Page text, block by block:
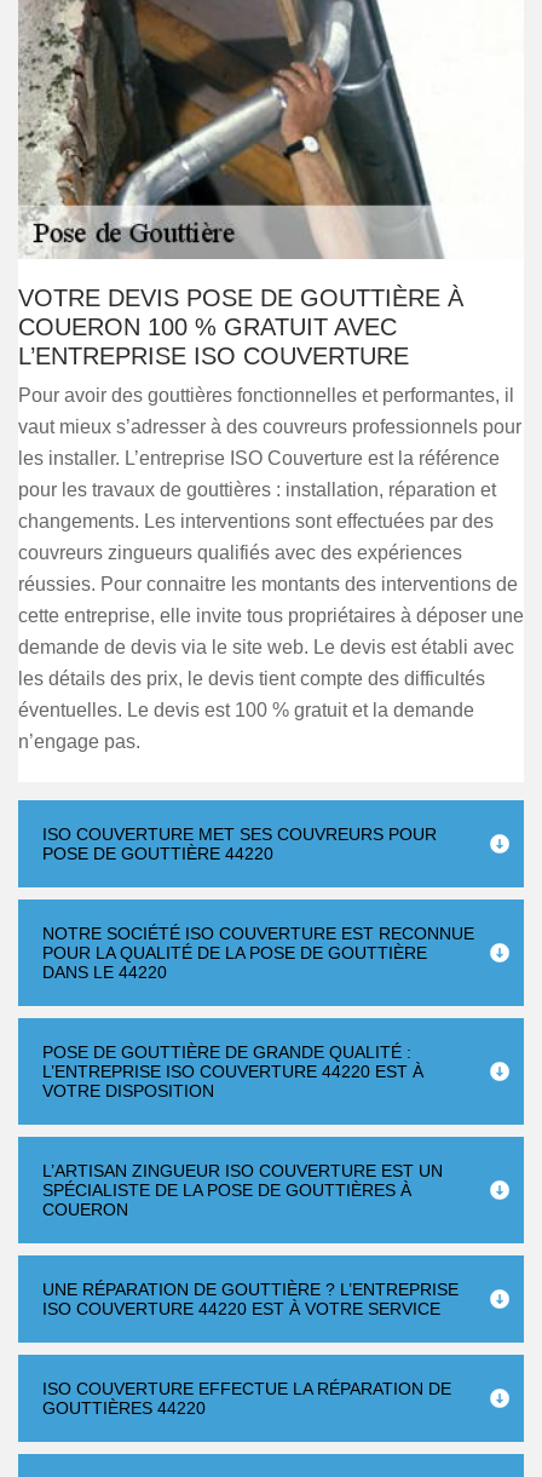
VOTRE DEVIS POSE DE GOUTTIÈRE À
COUERON 100 % GRATUIT AVEC
L’ENTREPRISE ISO COUVERTURE
Pour avoir des gouttières fonctionnelles et performantes, il
vaut mieux s’adresser à des couvreurs professionnels pour
les installer. L’entreprise ISO Couverture est la référence
pour les travaux de gouttières : installation, réparation et
changements. Les interventions sont effectuées par des
couvreurs zingueurs qualifiés avec des expériences
réussies. Pour connaitre les montants des interventions de
cette entreprise, elle invite tous propriétaires à déposer une
demande de devis via le site web. Le devis est établi avec
les détails des prix, le devis tient compte des difficultés
éventuelles. Le devis est 100 % gratuit et la demande
n’engage pas.
ISO COUVERTURE MET SES COUVREURS POUR
POSE DE GOUTTIÈRE 44220
NOTRE SOCIÉTÉ ISO COUVERTURE EST RECONNUE
POUR LA QUALITÉ DE LA POSE DE GOUTTIÈRE
DANS LE 44220
POSE DE GOUTTIÈRE DE GRANDE QUALITÉ :
L’ENTREPRISE ISO COUVERTURE 44220 EST À
VOTRE DISPOSITION
L’ARTISAN ZINGUEUR ISO COUVERTURE EST UN
SPÉCIALISTE DE LA POSE DE GOUTTIÈRES À
COUERON
UNE RÉPARATION DE GOUTTIÈRE ? L’ENTREPRISE
ISO COUVERTURE 44220 EST À VOTRE SERVICE
ISO COUVERTURE EFFECTUE LA RÉPARATION DE
GOUTTIÈRES 44220